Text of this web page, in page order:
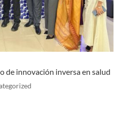
de innovación inversa en salud